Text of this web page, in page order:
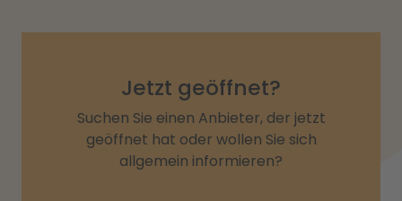
Jetzt geöffnet?
Suchen Sie einen Anbieter, der jetzt
geöffnet hat oder wollen Sie sich
allgemein informieren?